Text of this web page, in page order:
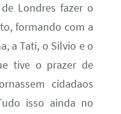
Londres fazer o
formando com a
a Tati, o Silvio e o
tive o prazer de
cidadaos
isso ainda no